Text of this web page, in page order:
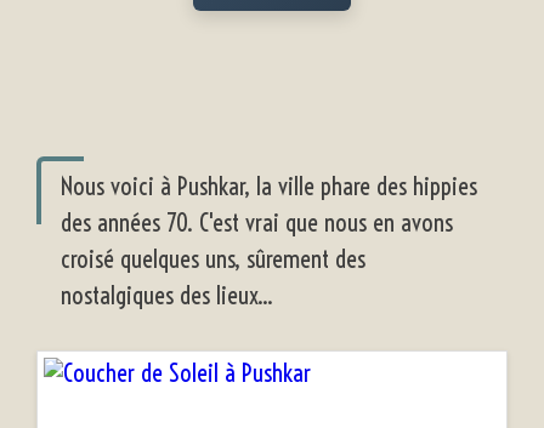
Nous voici à Pushkar, la ville phare des hippies
des années 70. C'est vrai que nous en avons
croisé quelques uns, sûrement des
nostalgiques des lieux...